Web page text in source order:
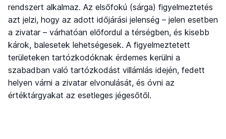
rendszert alkalmaz. Az elsőfokú (sárga) figyelmeztetés
azt jelzi, hogy az adott időjárási jelenség – jelen esetben
a zivatar – várhatóan előfordul a térségben, és kisebb
károk, balesetek lehetségesek. A figyelmeztetett
területeken tartózkodóknak érdemes kerülni a
szabadban való tartózkodást villámlás idején, fedett
helyen várni a zivatar elvonulását, és óvni az
értéktárgyakat az esetleges jégesőtől.